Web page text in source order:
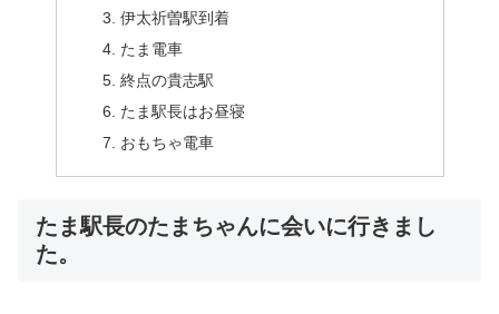
伊太祈曽駅到着
たま電車
終点の貴志駅
たま駅長はお昼寝
おもちゃ電車
たま駅長のたまちゃんに会いに行きまし
た。